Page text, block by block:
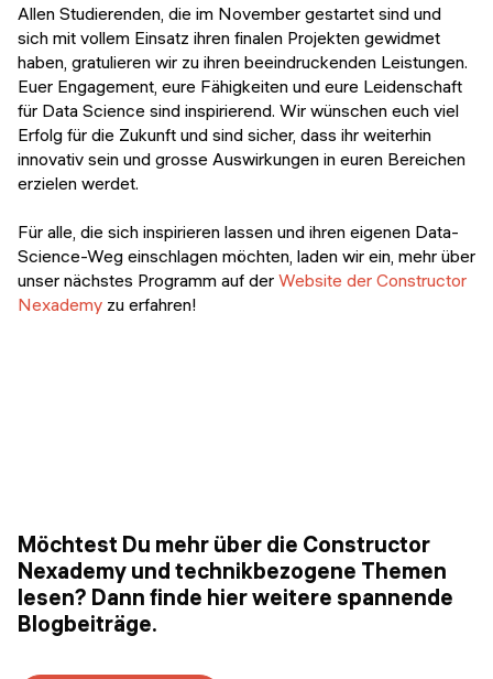
Allen Studierenden, die im November gestartet sind und
sich mit vollem Einsatz ihren finalen Projekten gewidmet
haben, gratulieren wir zu ihren beeindruckenden Leistungen.
Euer Engagement, eure Fähigkeiten und eure Leidenschaft
für Data Science sind inspirierend. Wir wünschen euch viel
Erfolg für die Zukunft und sind sicher, dass ihr weiterhin
innovativ sein und grosse Auswirkungen in euren Bereichen
erzielen werdet.
Für alle, die sich inspirieren lassen und ihren eigenen Data-
Science-Weg einschlagen möchten, laden wir ein, mehr über
unser nächstes Programm auf der Website der Constructor
Nexademy zu erfahren!
Möchtest Du mehr über die Constructor
Nexademy und technikbezogene Themen
lesen? Dann finde hier weitere spannende
Blogbeiträge.